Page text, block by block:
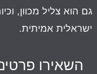
הוא צליל מכוון,
אמיתית.
השאירו